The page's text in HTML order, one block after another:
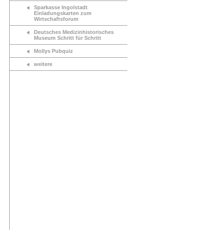
Sparkasse Ingolstadt
Einladungskarten zum
Wirtschaftsforum
Deutsches Medizinhistorisches
Museum Schritt für Schritt
Mollys Pubquiz
weitere